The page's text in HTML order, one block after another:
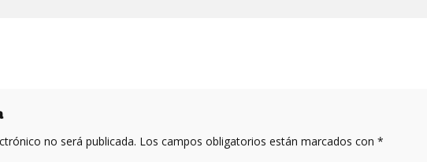
no será publicada. Los campos obligatorios están marcados con *